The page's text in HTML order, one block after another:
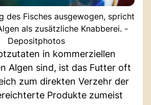
des Fisches ausgewogen, spricht
als zusätzliche Knabberei. -
Depositphotos
in kommerziellen
Algen sind, ist das Futter oft
zum direkten Verzehr der
Produkte zumeist